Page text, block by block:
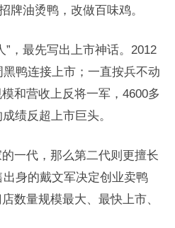
牌油烫鸭，改做百味鸡。
”，最先写出上市神话。2012
鸭连接上市；一直按兵不动
和营收上反将一军，4600多
绩反超上市巨头。
一代，那么第二代则更擅长
身的戴文军决定创业卖鸭
数量规模最大、最快上市、